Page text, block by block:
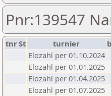
Pnr:139547
tnrSt turnier
Elozahl per 01.10.2024
Elozahl per 01.01.2025
Elozahl per 01.04.2025
Elozahl per 01.07.2025